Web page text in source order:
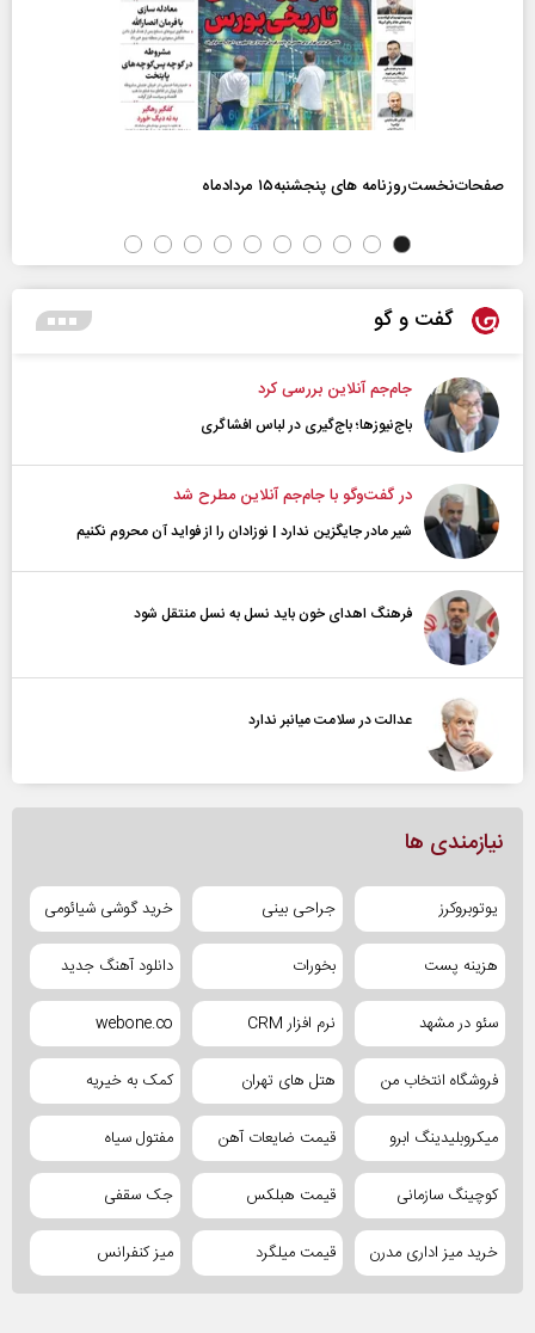
صفحات‌نخست‌روزنامه ها‌ی پنجشنبه‌۱۵ مردادماه
گفت و گو
جام‌جم آنلاین بررسی کرد
باج‌نیوزها؛ باج‌گیری در لباس افشاگری
در گفت‌و‌گو با جام‌جم آنلاین مطرح شد
شیر مادر جایگزین ندارد | نوزادان را از فواید آن محروم نکنیم
فرهنگ اهدای خون باید نسل به نسل منتقل شود
عدالت در سلامت میانبر ندارد
نیازمندی ها
یوتوبروکرز جراحی بینی خرید گوشی شیائومی
هزینه پست بخورات دانلود آهنگ جدید
سئو در مشهد نرم افزار CRM webone.co
فروشگاه انتخاب من هتل های تهران کمک به خیریه
میکروبلیدینگ ابرو قیمت ضایعات آهن مفتول سیاه
کوچینگ سازمانی قیمت هبلکس جک سقفی
خرید میز اداری مدرن قیمت میلگرد میز کنفرانس